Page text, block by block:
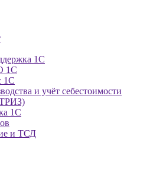
1С
1С
1С
и учёт себестоимости
1С
и ТСД